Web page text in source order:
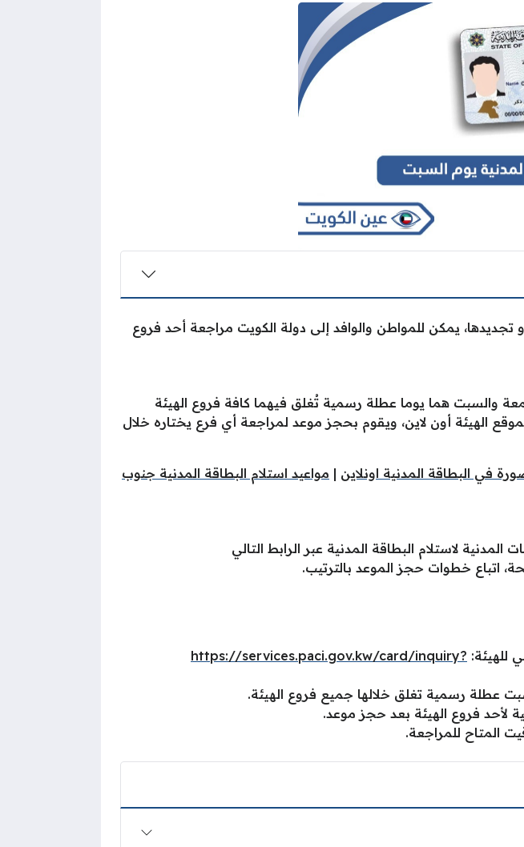
تجديدها، يمكن للمواطن والوافد إلى دولة الكويت مراجعة أحد فروع
والسبت هما يوما عطلة رسمية تُغلق فيهما كافة فروع الهيئة
لموقع الهيئة أون لاين، ويقوم بحجز موعد لمراجعة أي فرع يختاره خلال
في البطاقة المدنية اونلاين | مواعيد استلام البطاقة المدنية جنوب
لاستلام البطاقة المدنية عبر الرابط التالي
اتباع خطوات حجز الموعد بالترتيب.
للهيئة: https://services.paci.gov.kw/card/inquiry?
عطلة رسمية تغلق خلالها جميع فروع الهيئة.
لأحد فروع الهيئة بعد حجز موعد.
المتاح للمراجعة.